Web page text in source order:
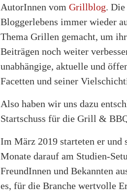
AutorInnen vom Grillblog.
Bloggerlebens immer wieder
Thema Grillen gemacht, um
Beiträgen noch weiter
unabhängige, aktuelle und
Facetten und seiner
Also haben wir uns dazu
Startschuss für die Grill &
Im März 2019 starteten er und
Monate darauf am Studien-
FreundInnen und Bekannten
es, für die Branche wertvolle